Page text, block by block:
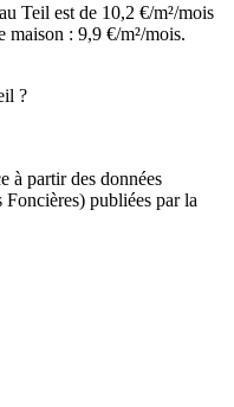
Teil est de 10,2 €/m²/mois
: 9,9 €/m²/mois.
?
à partir des données
publiées par la